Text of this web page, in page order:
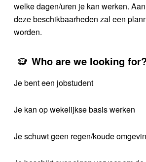
welke dagen/uren je kan werken.
deze beschikbaarheden zal een
worden.
Who are we looking for?
Je bent een jobstudent
Je kan op wekelijkse basis werken
Je schuwt geen regen/koude